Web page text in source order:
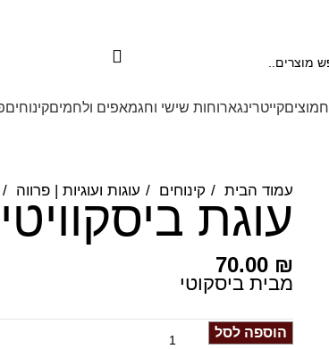
חמוציםקייטרינגארוחות שישי וחגמאפים ולחמיםקינוחים
עמוד הבית קינוחים עוגות ועוגיות | פרווה
עוגת
70.00 ₪
מבית ביסקוטי
הוספה לסל